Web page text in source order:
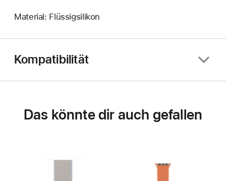
Material: Flüssigsilikon
Kompatibilität
Das könnte dir auch gefallen